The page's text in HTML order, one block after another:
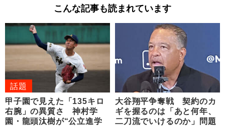
こんな記事も読まれています
話題
甲子園で見えた「135キロ
右腕」の異質さ 神村学
園・龍頭汰樹が“公立進学
大谷翔平争奪戦 契約のカ
ギを握るのは「あと何年、
二刀流でいけるのか」問題